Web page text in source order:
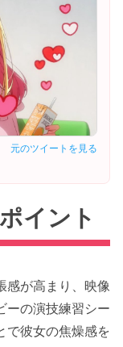
元のツイートを見る
イント
感が高まり、映像
ーの演技練習シー
で彼女の焦燥感を